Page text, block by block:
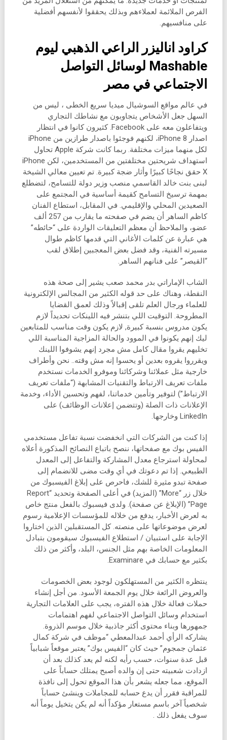
الفرص الملائمة لعملاءهم وبذلك يحققوا لأنفسهم أفضلية
على منافسيهم.
كراود اناليزر الراعي الذهبي ليوم
Mashable لوسائل التواصل
الاجتماعي في مصر
في عالم مواقع السوشيال ميديا سريع الخطى ، ليس من
السهل جعل الأشخاص يتجاوبون مع نشاطك التجاري
ويتفاعلون معه على Facebook. كثيرون كانوا في انتظار
اصدار iPhone 8، لكنهم فوجئوا باصدار طرازين من iPhone
لكل منهما ميزات مختلفة. ربما كانت شركة Apple تحاول
استهداف شريحتين مختلفتين من المستخدمين، لكن iPhone
X حقق نجاحًا كبيرًا وأثار ضجة كبيرة. تم تعيين معالي الشيخة
لبنى بنت خالد القاسمي منصب وزير دولة للتسامح، لتضطلع
بمهمة ترسيخ التسامح كقيمة أساسية في المجتمع على
الصعيدين المحلي والإقليمي. في المقابل، استطاع الفنان
كاظم الساهر أن يضم في صفحته ما يقارب من 257 ألف
عضو، والملاحظ أن معظم التعليقات الواردة على “حائطه”
هي عبارة عن كلمات الأغاني التي قدمها كاظم طوال
مسيرته الفنية، وقد فضل بعض المعجبين إطلاق لقب
“القيصر” على فنانهم الساهر.
الشاب الإماراتي بدر محمد صعب يشير إلى صحة هذه
النقطة، وهناك على حد قوله الكثير من المجالس الإلكترونية
للعلماء ورجال العلم تلقى إقبالاً وذلك لعمق القضايا
المطروحة. التوقيت اللي بتنشر فيه اللينكات تحديداً لازم
يكون مدروس بنسبة كبيرة, لازم يكون وقت مناسب للمتابعين
ليك إنهم يكونوا في الموود والحالة المزاجية المناسبة اللي
تخليهم يقروا مقال كامل مش مجرد إنهم يشوفوا اللينك
ويقرروا يقروه بعدين أو يحسوا إنه مش وقته.. نحن وأطراف
خارجية مثل عملائنا وشركائنا وموفرو الخدمات نستخدم
ملفات تعريف الارتباط والتقنيات المشابهة (“ملفات تعريف
الارتباط”) لتوفير وتأمين خدماتنا، لفهم وتحسين الأداء، وخدمة
الإعلانات ذات الصلة (وتتضمن إعلانات الوظائف) على
LinkedIn وخارجها.
إذا كنت من الشركات التي انخفضت نسبة تفاعل مستخدمي
الفيس بوك مع صفحاتها، ننصح باتباع النصائح المذكورة أعلاه
لمحاولة استرجاع معدل المشاركة والتفاعل إلى المعدل
الطبيعي. إذا تم دعوتك في أي وقت مضى للانضمام إلى
صفحة تبدو مثيرة للشك، فاحرص على إبلاغ الفيسبوك من
خلال زر “More” (المزيد) في أعلى الصفحة وتحديد “Report
Page” (الإبلاغ عن صفحة). ولدى فيسبوك بالفعل منتج خاص
به لعرض الأخبار، يدفع من خلاله للمؤسسات الإعلامية رسوم
لعرض موضوعاتها على منصته. كل المستقبلين الذين اختاروا
الإجابة على استبيان / استطلاع الفيسبوك سيقومون بتبادل
المعلومات الخاصة بهم مثل الجنس، البلد، وأكثر من ذلك
بكثير مع حسابك في Examinare.
ينتظره الكثير من المستهلكون لوجود بعض الخصومات
والعروض الرائعة خلال يوم الجمعة الأسود. من أجل إنشاء
حملات فعالة خلال هذه الفتره، يجب على العلامات التجارية
استخدام وسائل التواصل الاجتماعي لفهم اهتمامات
جمهورها وبناء محتوى أكثر جاذبية خلال موسم الذروة.
يشاركه الرأي أحمد عبدالمعطي “موظف في شركة كمال
عثمان جمجوم” حيث كان “الفيس بوك” يعتبر موقعاً شبابياً
قبل عدة سنوات، حسب رأيه لكنه لم يعد كذلك بعد أن
ازدادت شعبيته حتى إن والده أصبح يمتلك حساباً على
الموقع، مما جعله يشعر بأن هذا الموقع تحول إلى نافذة
للمراقبة فقرر أن يدع حسابه للمجاملات وينشئ حساباً
شخصياً آخر باسم مستعار مؤكداً أنه لم يكن يتخيل يوماً أنه
سوف يفعل ذلك .